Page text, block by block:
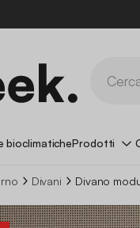
bioclimaticheProdotti
Divani Divano